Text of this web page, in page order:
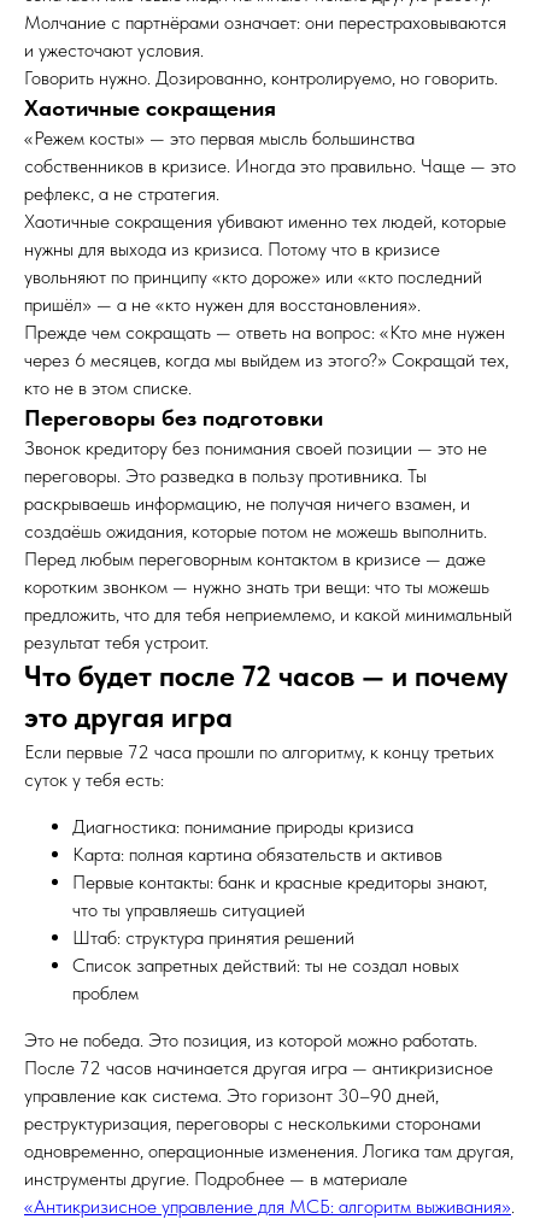
Молчание с партнёрами означает: они перестраховываются
и ужесточают условия.
Говорить нужно. Дозированно, контролируемо, но говорить.
Хаотичные сокращения
«Режем косты» — это первая мысль большинства
собственников в кризисе. Иногда это правильно. Чаще — это
рефлекс, а не стратегия.
Хаотичные сокращения убивают именно тех людей, которые
нужны для выхода из кризиса. Потому что в кризисе
увольняют по принципу «кто дороже» или «кто последний
пришёл» — а не «кто нужен для восстановления».
Прежде чем сокращать — ответь на вопрос: «Кто мне нужен
через 6 месяцев, когда мы выйдем из этого?» Сокращай тех,
кто не в этом списке.
Переговоры без подготовки
Звонок кредитору без понимания своей позиции — это не
переговоры. Это разведка в пользу противника. Ты
раскрываешь информацию, не получая ничего взамен, и
создаёшь ожидания, которые потом не можешь выполнить.
Перед любым переговорным контактом в кризисе — даже
коротким звонком — нужно знать три вещи: что ты можешь
предложить, что для тебя неприемлемо, и какой минимальный
результат тебя устроит.
Что будет после 72 часов — и почему
это другая игра
Если первые 72 часа прошли по алгоритму, к концу третьих
суток у тебя есть:
Диагностика: понимание природы кризиса
Карта: полная картина обязательств и активов
Первые контакты: банк и красные кредиторы знают,
что ты управляешь ситуацией
Штаб: структура принятия решений
Список запретных действий: ты не создал новых
проблем
Это не победа. Это позиция, из которой можно работать.
После 72 часов начинается другая игра — антикризисное
управление как система. Это горизонт 30–90 дней,
реструктуризация, переговоры с несколькими сторонами
одновременно, операционные изменения. Логика там другая,
инструменты другие. Подробнее — в материале
«Антикризисное управление для МСБ: алгоритм выживания».